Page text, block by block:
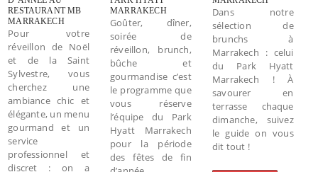
RESTAURANT MB
MARRAKECH
Pour votre
réveillon de Noël
et de la Saint
Sylvestre, vous
cherchez une
ambiance chic et
élégante, un menu
gourmand et un
service
professionnel et
discret : on a
MARRAKECH
Goûter, dîner,
soirée de
réveillon, brunch,
bûche et
gourmandise c’est
le programme que
vous réserve
l’équipe du Park
Hyatt Marrakech
pour la période
des fêtes de fin
Dans notre
sélection de
brunchs à
Marrakech : celui
du Park Hyatt
Marrakech ! À
savourer en
terrasse chaque
dimanche, suivez
le guide on vous
dit tout !